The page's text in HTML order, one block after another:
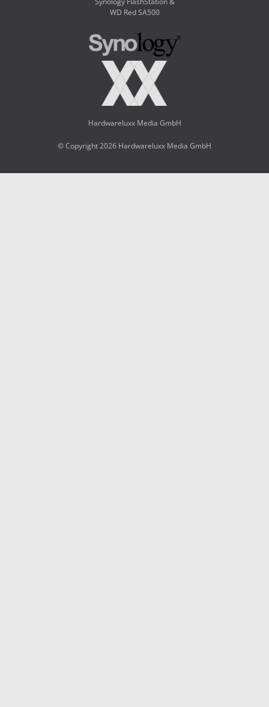
WD Red SA500
Hardwareluxx Media GmbH
© Copyright 2026 Hardwareluxx Media GmbH